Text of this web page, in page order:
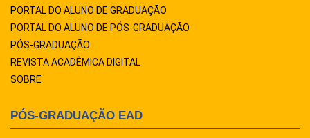
PORTAL DO ALUNO DE GRADUAÇÃO
PORTAL DO ALUNO DE PÓS-GRADUAÇÃO
PÓS-GRADUAÇÃO
REVISTA ACADÊMICA DIGITAL
SOBRE
PÓS-GRADUAÇÃO EAD